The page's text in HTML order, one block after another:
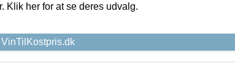
Klik her for at se deres udvalg.